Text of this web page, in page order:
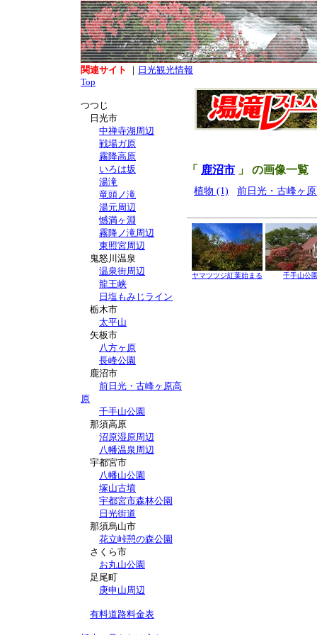
関連サイト ｜ 日光観光情報
Top
つつじ
日光市
中禅寺湖周辺
戦場ガ原
霧降高原
いろは坂
湯滝
竜頭ノ滝
湯元周辺
憾満ヶ淵
霧降ノ滝周辺
東照宮周辺
鬼怒川温泉
温泉街周辺
龍王峡
日塩もみじライン
栃木市
太平山
矢板市
八方ヶ原
長峰公園
鹿沼市
前日光・古峰ヶ原高
原
千手山公園
那須高原
沼原湿原周辺
八幡温泉周辺
宇都宮市
八幡山公園
塚山古墳
宇都宮市森林公園
日光街道
那須烏山市
花立峠憩の森公園
さくら市
お丸山公園
足尾町
庚申山周辺
有料道路料金表
「 鹿沼市 」 の画像一覧
植物 (1) 前日光・古峰ヶ
ヤマツツジ紅葉始まる 千手山公